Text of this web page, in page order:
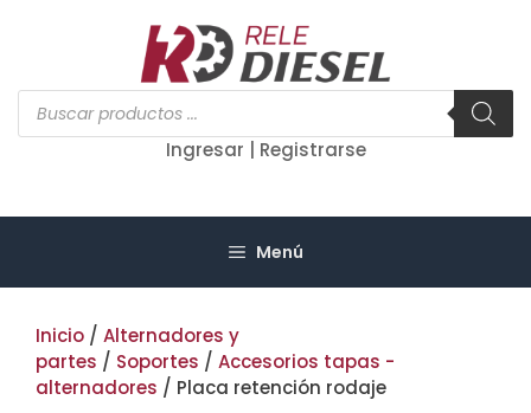
Búsqueda
de
productos
Ingresar | Registrarse
Menú
Inicio / Alternadores y
partes / Soportes / Accesorios tapas -
alternadores / Placa retención rodaje